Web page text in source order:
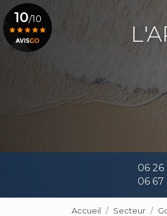
06 26
06 67
10/10
Accueil Secteur